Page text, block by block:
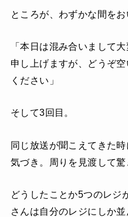
ところが、わずかな間を
「本日は混み合いまして
申し上げますが、どうぞ
ください」
そして3回目。
同じ放送が聞こえてきた
気づき。周りを見渡して驚
どうしたことか5つのレジ
さんは自分のレジにしか